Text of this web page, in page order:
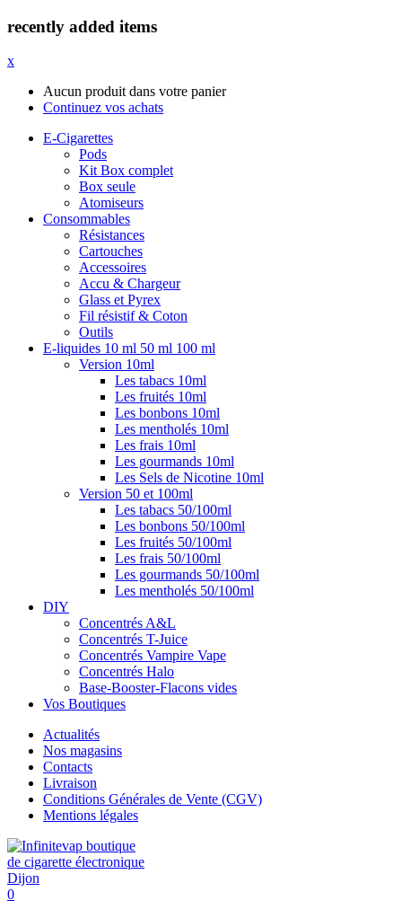
recently added items
x
Aucun produit dans votre panier
Continuez vos achats
E-Cigarettes
Pods
Kit Box complet
Box seule
Atomiseurs
Consommables
Résistances
Cartouches
Accessoires
Accu & Chargeur
Glass et Pyrex
Fil résistif & Coton
Outils
E-liquides 10 ml 50 ml 100 ml
Version 10ml
Les tabacs 10ml
Les fruités 10ml
Les bonbons 10ml
Les mentholés 10ml
Les frais 10ml
Les gourmands 10ml
Les Sels de Nicotine 10ml
Version 50 et 100ml
Les tabacs 50/100ml
Les bonbons 50/100ml
Les fruités 50/100ml
Les frais 50/100ml
Les gourmands 50/100ml
Les mentholés 50/100ml
DIY
Concentrés A&L
Concentrés T-Juice
Concentrés Vampire Vape
Concentrés Halo
Base-Booster-Flacons vides
Vos Boutiques
Actualités
Nos magasins
Contacts
Livraison
Conditions Générales de Vente (CGV)
Mentions légales
0